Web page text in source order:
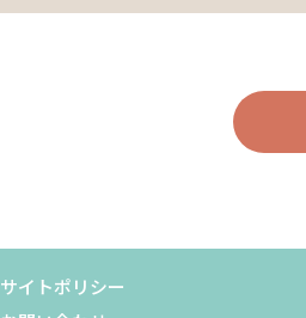
サイトポリシー